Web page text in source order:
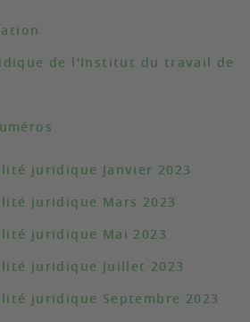
de l'Institut du travail de
juridique Janvier 2023
juridique Mars 2023
juridique Mai 2023
juridique Juillet 2023
juridique Septembre 2023